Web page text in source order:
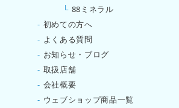
└ 88ミネラル
- 初めての方へ
- よくある質問
- お知らせ・ブログ
- 取扱店舗
- 会社概要
- ウェブショップ商品一覧